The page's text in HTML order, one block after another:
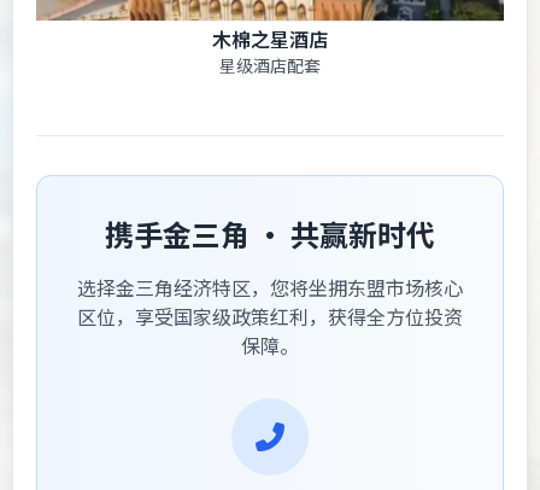
木棉之星酒店
星级酒店配套
携手金三角 · 共赢新时代
选择金三角经济特区，您将坐拥东盟市场核心
区位，享受国家级政策红利，获得全方位投资
保障。